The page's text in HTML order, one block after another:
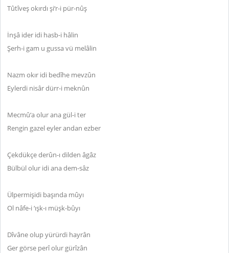
Tûtîveş okırdı şi‘r-i pür-nûş
İnşâ ider idi hasb-i hâlin
Şerh-i gam u gussa vü melâlin
Nazm okır idi bedîhe mevzûn
Eylerdi nisâr dürr-i meknûn
Mecmû‘a olur ana gül-i ter
Rengin gazel eyler andan ezber
Çekdükçe derûn-ı dilden âgâz
Bülbül olur idi ana dem-sâz
Ülpermişidi başında mûyı
Ol nâfe-i ‘ışk-ı müşk-bûyı
Dîvâne olup yürürdi hayrân
Ger görse perî olur gürîzân